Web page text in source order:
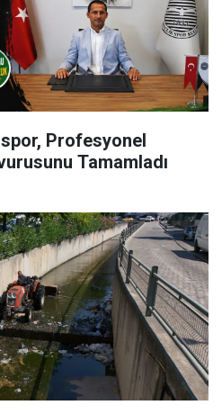
Profesyonel
Tamamladı